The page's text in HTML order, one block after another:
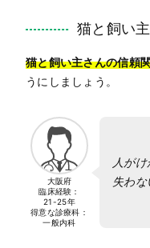
猫と飼い
猫と飼い主さんの信頼
うにしましょう。
大阪府
臨床経験：
21-25年
得意な診療科：
一般内科
人が
失わな